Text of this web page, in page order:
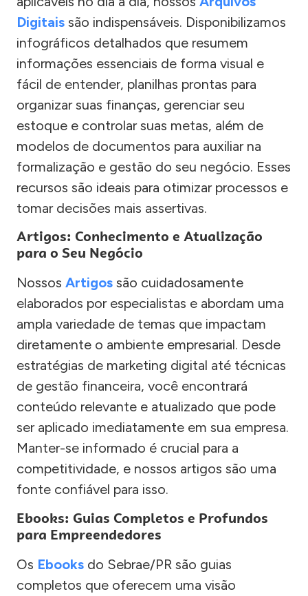
Digitais são indispensáveis. Disponibilizamos
infográficos detalhados que resumem
informações essenciais de forma visual e
fácil de entender, planilhas prontas para
organizar suas finanças, gerenciar seu
estoque e controlar suas metas, além de
modelos de documentos para auxiliar na
formalização e gestão do seu negócio. Esses
recursos são ideais para otimizar processos e
tomar decisões mais assertivas.
Artigos: Conhecimento e Atualização
para o Seu Negócio
Nossos Artigos são cuidadosamente
elaborados por especialistas e abordam uma
ampla variedade de temas que impactam
diretamente o ambiente empresarial. Desde
estratégias de marketing digital até técnicas
de gestão financeira, você encontrará
conteúdo relevante e atualizado que pode
ser aplicado imediatamente em sua empresa.
Manter-se informado é crucial para a
competitividade, e nossos artigos são uma
fonte confiável para isso.
Ebooks: Guias Completos e Profundos
para Empreendedores
Os Ebooks do Sebrae/PR são guias
completos que oferecem uma visão